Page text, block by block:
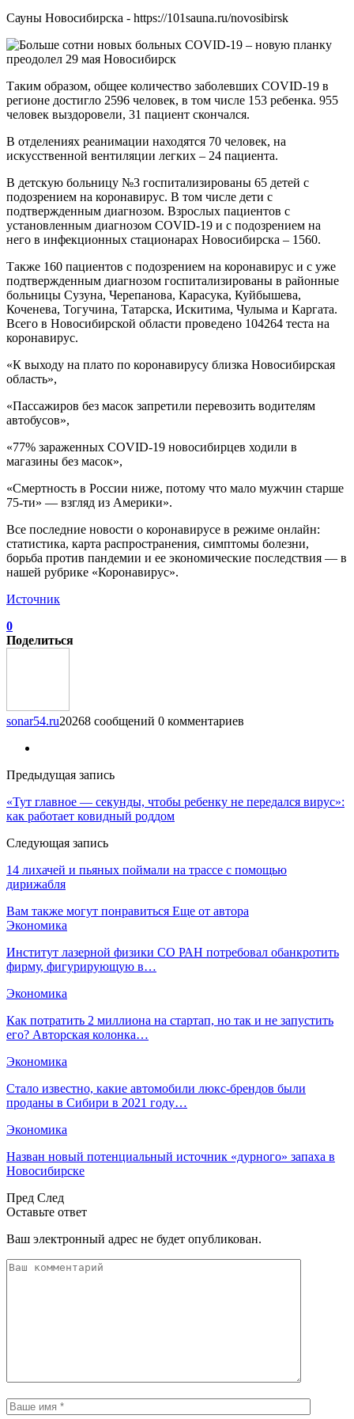
Сауны Новосибирска - https://101sauna.ru/novosibirsk
Таким образом, общее количество заболевших COVID-19 в
регионе достигло 2596 человек, в том числе 153 ребенка. 955
человек выздоровели, 31 пациент скончался.
В отделениях реанимации находятся 70 человек, на
искусственной вентиляции легких – 24 пациента.
В детскую больницу №3 госпитализированы 65 детей с
подозрением на коронавирус. В том числе дети с
подтвержденным диагнозом. Взрослых пациентов с
установленным диагнозом COVID-19 и с подозрением на
него в инфекционных стационарах Новосибирска – 1560.
Также 160 пациентов с подозрением на коронавирус и с уже
подтвержденным диагнозом госпитализированы в районные
больницы Сузуна, Черепанова, Карасука, Куйбышева,
Коченева, Тогучина, Татарска, Искитима, Чулыма и Каргата.
Всего в Новосибирской области проведено 104264 теста на
коронавирус.
«К выходу на плато по коронавирусу близка Новосибирская
область»,
«Пассажиров без масок запретили перевозить водителям
автобусов»,
«77% зараженных COVID-19 новосибирцев ходили в
магазины без масок»,
«Смертность в России ниже, потому что мало мужчин старше
75-ти» — взгляд из Америки».
Все последние новости о коронавирусе в режиме онлайн:
статистика, карта распространения, симптомы болезни,
борьба против пандемии и ее экономические последствия — в
нашей рубрике «Коронавирус».
Источник
0
Поделиться
sonar54.ru20268 сообщений 0 комментариев
Предыдущая запись
«Тут главное — секунды, чтобы ребенку не передался вирус»:
как работает ковидный роддом
Следующая запись
14 лихачей и пьяных поймали на трассе с помощью
дирижабля
Вам также могут понравиться Еще от автора
Экономика
Институт лазерной физики СО РАН потребовал обанкротить
фирму, фигурирующую в…
Экономика
Как потратить 2 миллиона на стартап, но так и не запустить
его? Авторская колонка…
Экономика
Стало известно, какие автомобили люкс-брендов были
проданы в Сибири в 2021 году…
Экономика
Назван новый потенциальный источник «дурного» запаха в
Новосибирске
Пред След
Оставьте ответ
Ваш электронный адрес не будет опубликован.